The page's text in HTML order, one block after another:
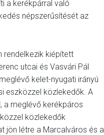
a kerékpárral való
népszerűsítését az
rendelkezik kiépített
utcai és Vasvári Pál
kelet-nyugati irányú
eszközzel közlekedők. A
a meglévő kerékpáros
közlekedők
jön létre a Marcalváros és a